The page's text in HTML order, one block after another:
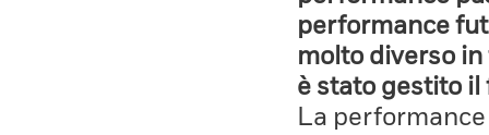
performance
molto diverso
è stato gestito il
La